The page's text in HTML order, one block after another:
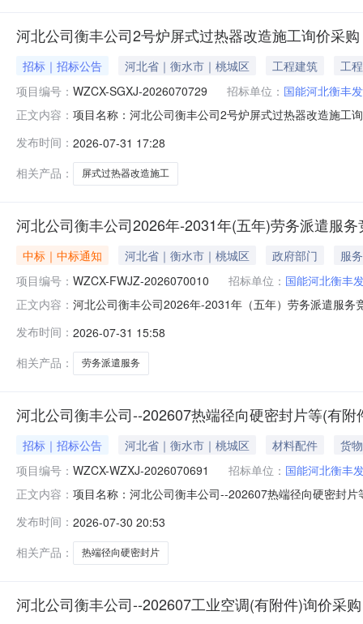
河北公司衡丰公司2号炉屏式过热器改造施工询价采购
招标｜招标公告 河北省｜衡水市｜桃城区 工程建筑
工程
项目编号： WZCX-SGXJ-2026070729 招标单位： 国能河北衡丰
正文内容： 项目名称：河北公司衡丰公司2号炉屏式过热器改造施工
类特种设备安装、修理、改造-锅炉安装（含修理、改造
以下所有业
发布时间： 2026-07-31 17:28
相关产品：
屏式过热器改造施工
河北公司衡丰公司2026年-2031年(五年)劳务派遣服
中标｜中标通知 河北省｜衡水市｜桃城区 政府部门
服务
项目编号： WZCX-FWJZ-2026070010 招标单位： 国能河北衡丰
正文内容： 河北公司衡丰公司2026年-2031年（五年）劳务派遣服
人采购管理部门负责受理采购投诉。异议接收单位：国
发布时间： 2026-07-31 15:58
相关产品：
劳务派遣服务
河北公司衡丰公司--202607热端径向硬密封片等(有附
招标｜招标公告 河北省｜衡水市｜桃城区 材料配件
货物
项目编号： WZCX-WZXJ-2026070691 招标单位： 国能河北衡丰
正文内容： 项目名称：河北公司衡丰公司--202607热端径向硬密封
件-中压开关阀;发电专用设备及配件-电站锅炉及辅助设
泵;
发布时间： 2026-07-30 20:53
相关产品：
热端径向硬密封片
河北公司衡丰公司--202607工业空调(有附件)询价采购